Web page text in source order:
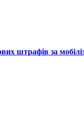
штрафів за